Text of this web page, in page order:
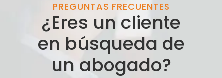
PREGUNTAS FRECUENTES
¿Eres un cliente
en búsqueda de
un abogado?